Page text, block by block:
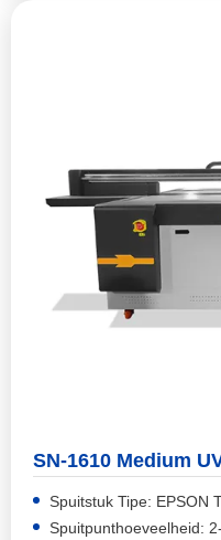
SN-1610 Medium
Spuitstuk Tipe: EPSON
Spuitpunthoeveelheid: